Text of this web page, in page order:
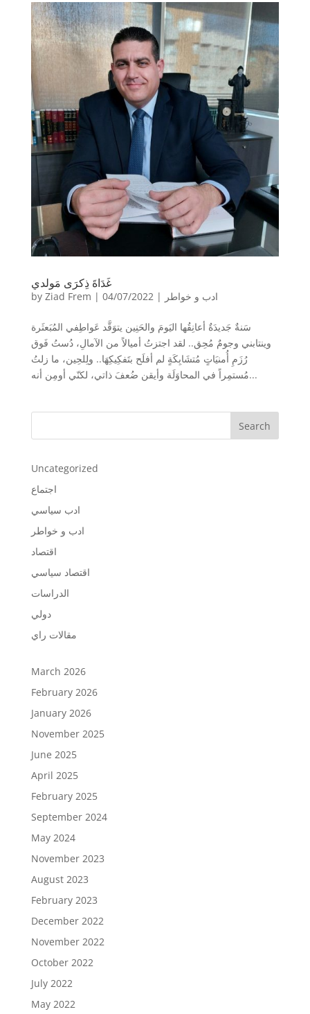
غَدَاةَ ذِكرَى مَولدي
by Ziad Frem | 04/07/2022| ادب و خواطر
سَنةٌ جَديدَةٌ أعانِقُها اليَومَ والحَنِين يتوَقَّد عَواطِفي المُبَعثَرة
وينتابني وجومٌ مُحِق.. لقد اجتزتُ أميالاً من الآمالِ، دُستُ فَوق
رُزَمِ أُمنيَاتٍ مُتشَابِكَةٍ لم أفلَح بتَفكِيكِهَا.. ولِلحِين، ما زلتُ
مُستمِراً في المحاوَلَة وأيقن ضُعفَ ذاتي، لكنّي أومِن أنه...
Search
Uncategorized
اجتماع
ادب سياسي
ادب و خواطر
اقتصاد
اقتصاد سياسي
الدراسات
دولي
مقالات راي
March 2026
February 2026
January 2026
November 2025
June 2025
April 2025
February 2025
September 2024
May 2024
November 2023
August 2023
February 2023
December 2022
November 2022
October 2022
July 2022
May 2022